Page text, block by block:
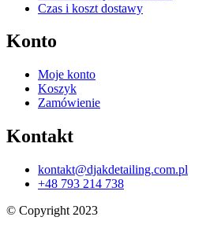
Czas i koszt dostawy
Konto
Moje konto
Koszyk
Zamówienie
Kontakt
kontakt@djakdetailing.com.pl
+48 793 214 738
© Copyright 2023